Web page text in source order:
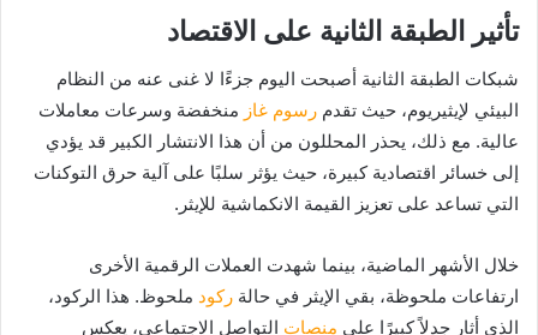
تأثير الطبقة الثانية على الاقتصاد
شبكات الطبقة الثانية أصبحت اليوم جزءًا لا غنى عنه من النظام
البيئي لإيثيريوم، حيث تقدم رسوم غاز منخفضة وسرعات معاملات
عالية. مع ذلك، يحذر المحللون من أن هذا الانتشار الكبير قد يؤدي
إلى خسائر اقتصادية كبيرة، حيث يؤثر سلبًا على آلية حرق التوكنات
التي تساعد على تعزيز القيمة الانكماشية للإيثر.
خلال الأشهر الماضية، بينما شهدت العملات الرقمية الأخرى
ارتفاعات ملحوظة، بقي الإيثر في حالة ركود ملحوظ. هذا الركود،
الذي أثار جدلاً كبيرًا على منصات التواصل الاجتماعي، يعكس